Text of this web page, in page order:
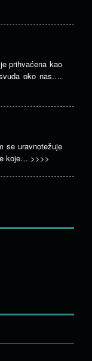
prihvaćena kao
oko nas.…
se uravnotežuje
koje… >>>>